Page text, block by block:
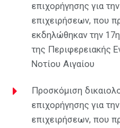
επιχορήγησης για
επιχειρήσεων, που
εκδηλώθηκαν την
της Περιφερειακής
Νοτίου Αιγαίου
Προσκόμιση
επιχορήγησης για
επιχειρήσεων, που